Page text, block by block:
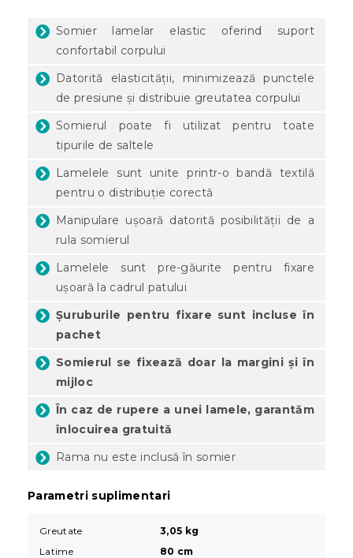
Somier lamelar elastic oferind suport
confortabil corpului
Datorită elasticității, minimizează punctele
de presiune și distribuie greutatea corpului
Somierul poate fi utilizat pentru toate
tipurile de saltele
Lamelele sunt unite printr-o bandă textilă
pentru o distribuție corectă
Manipulare ușoară datorită posibilității de a
rula somierul
Lamelele sunt pre-găurite pentru fixare
ușoară la cadrul patului
Șuruburile pentru fixare sunt incluse în
pachet
Somierul se fixează doar la margini și în
mijloc
În caz de rupere a unei lamele, garantăm
înlocuirea gratuită
Rama nu este inclusă în somier
Parametri suplimentari
Greutate
3,05 kg
Latime
80 cm